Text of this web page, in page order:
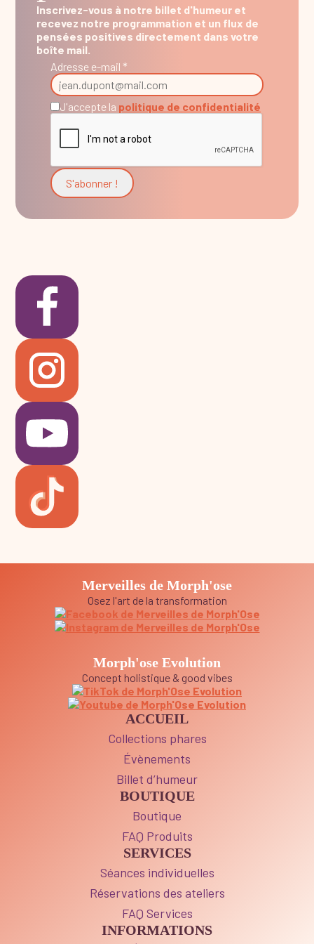
Inscrivez-vous à notre billet d'humeur et
recevez notre programmation et un flux de
pensées positives directement dans votre
boîte mail.
Adresse e-mail *
J'accepte la politique de confidentialité
Merveilles de Morph'ose
Osez l'art de la transformation
Morph'ose Evolution
Concept holistique & good vibes
ACCUEIL
Collections phares
Évènements
Billet d’humeur
BOUTIQUE
Boutique
FAQ Produits
SERVICES
Séances individuelles
Réservations des ateliers
FAQ Services
INFORMATIONS